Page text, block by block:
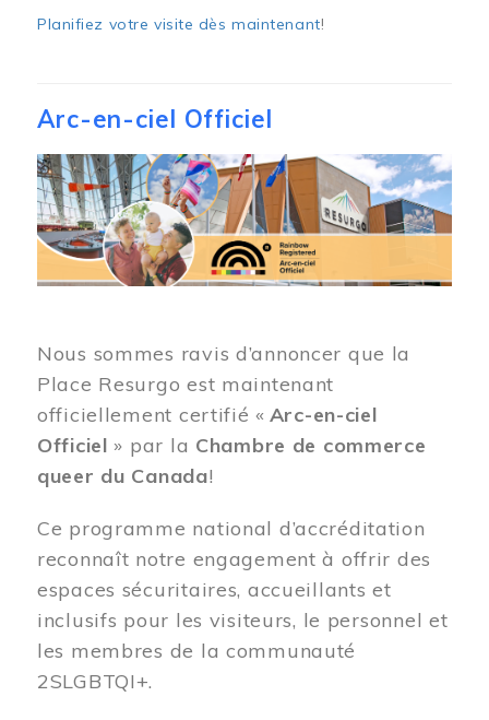
Planifiez votre visite dès maintenant!
Arc-en-ciel Officiel
Image
Nous sommes ravis d’annoncer que la
Place Resurgo est maintenant
officiellement certifié « Arc-en-ciel
Officiel » par la Chambre de commerce
queer du Canada!
Ce programme national d’accréditation
reconnaît notre engagement à offrir des
espaces sécuritaires, accueillants et
inclusifs pour les visiteurs, le personnel et
les membres de la communauté
2SLGBTQI+.